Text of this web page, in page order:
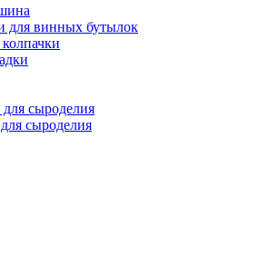
для винных бутылок
сыроделия
сыроделия